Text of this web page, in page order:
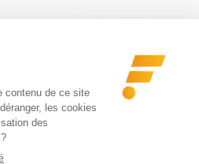
les épices et laisser
terminée, y ajouter un œuf